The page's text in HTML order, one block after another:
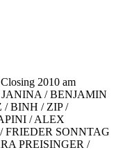
2010 am
JANINA / BENJAMIN
/ BINH / ZIP /
/ ALEX
FRIEDER SONNTAG
PREISINGER /